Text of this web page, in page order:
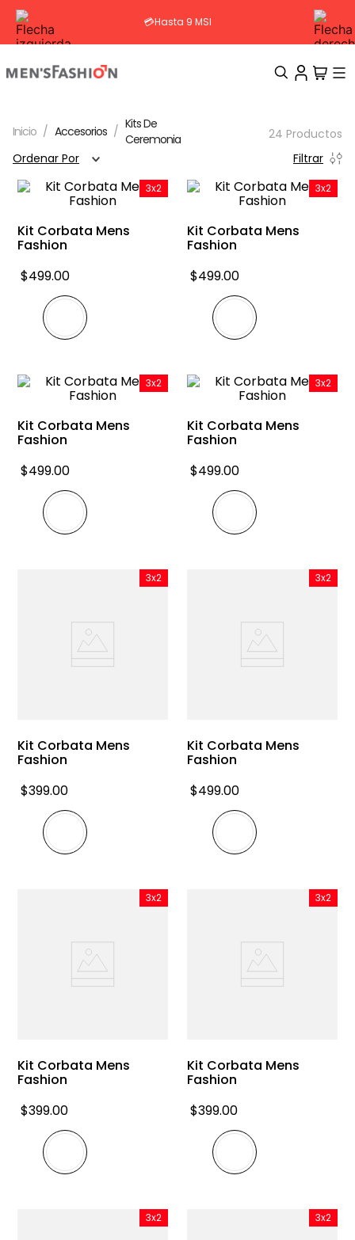
💳Hasta 9 MSI
Accesorios
Kits De
Ceremonia
24 Productos
Ordenar Por
Filtrar
3x2
Kit Corbata Mens
Fashion
$499.00
3x2
Kit Corbata Mens
Fashion
$499.00
3x2
Kit Corbata Mens
Fashion
$499.00
3x2
Kit Corbata Mens
Fashion
$499.00
3x2
Kit Corbata Mens
Fashion
$399.00
3x2
Kit Corbata Mens
Fashion
$499.00
3x2
Kit Corbata Mens
Fashion
$399.00
3x2
Kit Corbata Mens
Fashion
$399.00
3x2 3x2
TÉRMINOS MÁS BUSCADOS
1.
traje
2.
camisa
3.
pantalon
4.
saco
5
chamarra
6.
sobrecamisa
smoking
chaleco
10. abrigo